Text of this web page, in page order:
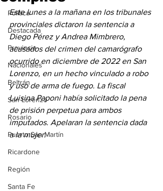
Política
Destacada
Provincia
Nacionales
Beltrán
San Lorenzo
Rosario
Puerto San Martín
Ricardone
Región
Santa Fe
Este lunes a la mañana en los tribunales
provinciales dictaron la sentencia a
Diego Pérez y Andrea Mimbrero,
acusados del crimen del camarógrafo
ocurrido en diciembre de 2022 en San
Lorenzo, en un hecho vinculado a robo
y uso de arma de fuego. La fiscal
Luisina Paponi había solicitado la pena
de prisión perpetua para ambos
imputados. Apelaran la sentencia dada
a la mujer.